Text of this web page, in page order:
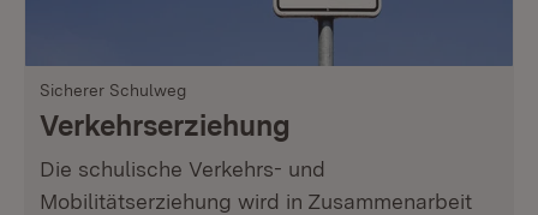
Sicherer Schulweg
Verkehrserziehung
Die schulische Verkehrs- und
Mobilitätserziehung wird in Zusammenarbeit